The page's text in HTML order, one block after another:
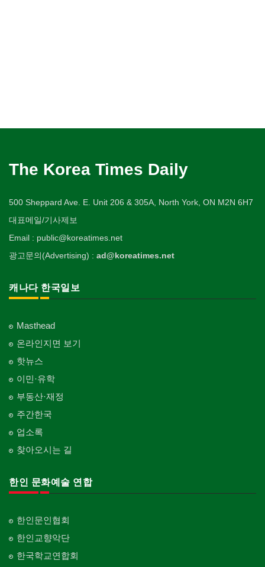
The Korea Times Daily
500 Sheppard Ave. E. Unit 206 & 305A, North York, ON M2N 6H7
대표메일/기사제보
Email : public@koreatimes.net
광고문의(Advertising) : ad@koreatimes.net
캐나다 한국일보
Masthead
온라인지면 보기
핫뉴스
이민·유학
부동산·재정
주간한국
업소록
찾아오시는 길
한인 문화예술 연합
한인문인협회
한인교향악단
한국학교연합회